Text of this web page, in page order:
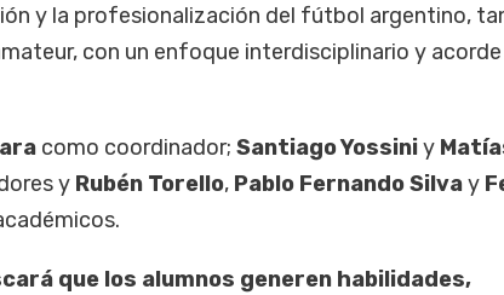
y la profesionalización del fútbol argentino,
con un enfoque interdisciplinario y acorde
como coordinador; Santiago Yossiniy
y Rubén Torello, Pablo Fernando Silvay
que los alumnos generen habilidades,